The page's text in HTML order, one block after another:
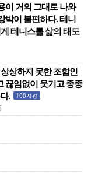
이 거의 그대로 나와
박이 불편하다. 테니
테니스를 삶의 태도
상하지 못한 조합인
끊임없이 웃기고 종종
.
100자평